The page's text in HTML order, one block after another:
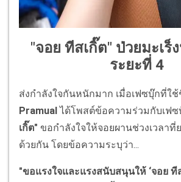
"จอย ทีสเกิ๊ต" ป่วยมะเร็
ระยะที่ 4
ส่งกำลังใจกันหนักมาก เมื่อเฟซบุ๊กที่ใช้
Pramualได้โพสต์ข้อความร่วมกับเฟซ
เกิ๊ต" ขอกำลังใจให้จอยผานช่วงเวลาที่
ด้วยกัน โดยข้อความระบุว่า...
"ขอแรงใจและแรงสนับสนุนให้ ‘จอย ที